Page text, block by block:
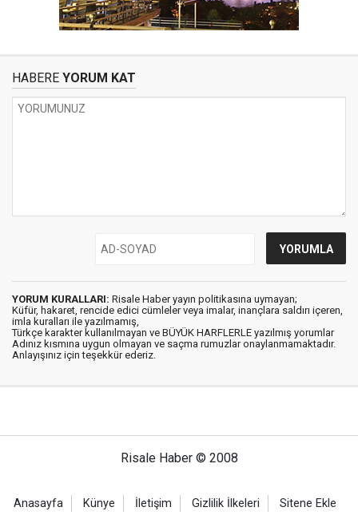
HABERE YORUM KAT
YORUM KURALLARI: Risale Haber yayın politikasına uymayan;
Küfür, hakaret, rencide edici cümleler veya imalar, inançlara saldırı içeren,
imla kuralları ile yazılmamış,
Türkçe karakter kullanılmayan ve BÜYÜK HARFLERLE yazılmış yorumlar
Adınız kısmına uygun olmayan ve saçma rumuzlar onaylanmamaktadır.
Anlayışınız için teşekkür ederiz.
Risale Haber © 2008
Anasayfa Künye İletişim Gizlilik İlkeleri Sitene Ekle